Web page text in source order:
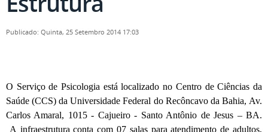
Publicado: Quinta, 25 Setembro 2014 17:03
O Serviço de Psicologia está localizado no Centro de Ciências da
Saúde (CCS) da Universidade Federal do Recôncavo da Bahia, Av.
Carlos Amaral, 1015 - Cajueiro - Santo Antônio de Jesus – BA.
A infraestrutura conta com 07 salas para atendimento de adultos,